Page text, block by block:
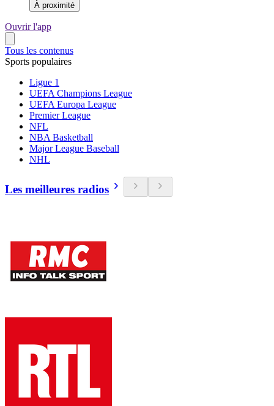
À proximité
Ouvrir l'app
Tous les contenus
Sports populaires
Ligue 1
UEFA Champions League
UEFA Europa League
Premier League
NFL
NBA Basketball
Major League Baseball
NHL
Les meilleures radios